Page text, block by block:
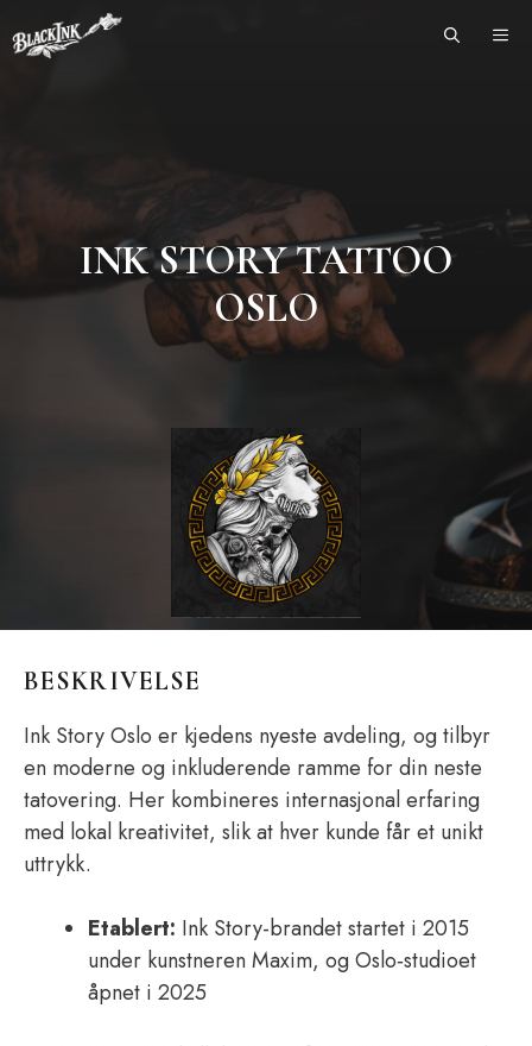
to
INK STORY TATTOO
OSLO
BESKRIVELSE
Ink Story Oslo er kjedens nyeste avdeling, og tilbyr
en moderne og inkluderende ramme for din neste
tatovering. Her kombineres internasjonal erfaring
med lokal kreativitet, slik at hver kunde får et unikt
uttrykk.
Etablert: Ink Story-brandet startet i 2015
under kunstneren Maxim, og Oslo‑studioet
åpnet i 2025